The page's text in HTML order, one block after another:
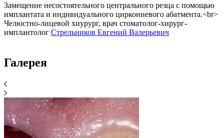
Замещение несостоятельного центрального резца с помощью
имплантата и индивидуального циркониевого абатмента.<br>
Челюстно-лицевой хиурург, врач стоматолог-хирург-
имплантолог Стрельников Евгений Валерьевич
Галерея